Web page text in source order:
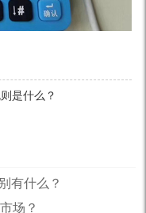
是什么？
有什么？
场？